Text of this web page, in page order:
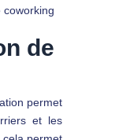
de
permet
et les